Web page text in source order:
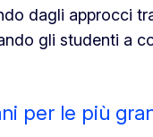
dagli approcci
gli studenti a
per le più